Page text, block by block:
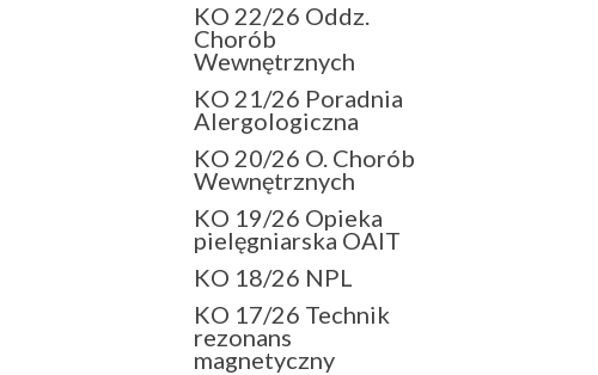
KO 22/26 Oddz.
Chorób
Wewnętrznych
KO 21/26 Poradnia
Alergologiczna
KO 20/26 O. Chorób
Wewnętrznych
KO 19/26 Opieka
pielęgniarska OAIT
KO 18/26 NPL
KO 17/26 Technik
rezonans
magnetyczny